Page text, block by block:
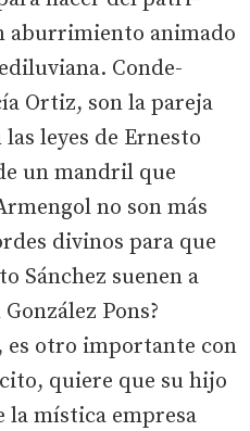
animado
Conde-
Ortiz, son la pareja
leyes de Ernesto
un mandril que
no son más
divinos para que
Sánchez suenen a
Pons?
es otro importante con
quiere que su hijo
la mística empresa